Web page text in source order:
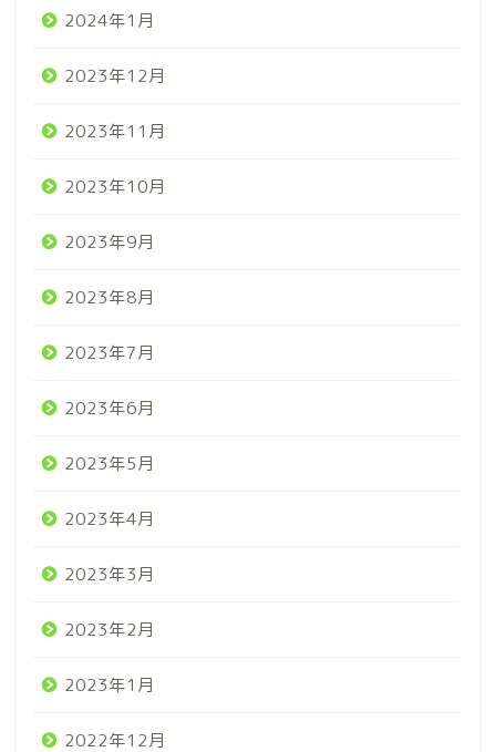
2024年1月
2023年12月
2023年11月
2023年10月
2023年9月
2023年8月
2023年7月
2023年6月
2023年5月
2023年4月
2023年3月
2023年2月
2023年1月
2022年12月